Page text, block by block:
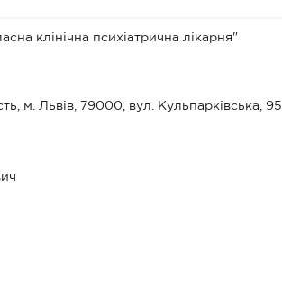
клінічна психіатрична лікарня"
м. Львів, 79000, вул. Кульпарківська, 95